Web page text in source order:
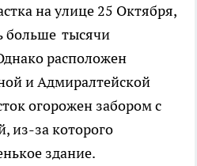
на улице 25 Октября,
больше тысячи
расположен
и Адмиралтейской
огорожен забором с
из-за которого
здание.